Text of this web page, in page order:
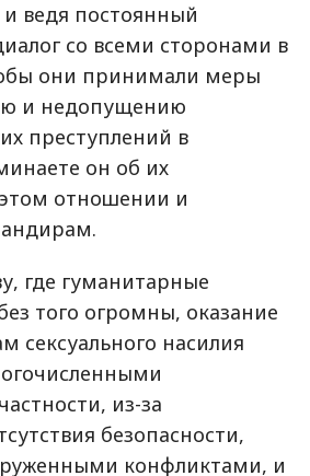
ведя постоянный
со всеми сторонами в
они принимали меры
и недопущению
преступлений в
он об их
отношении и
где гуманитарные
того огромны, оказание
сексуального насилия
из-за
безопасности,
конфликтами, и